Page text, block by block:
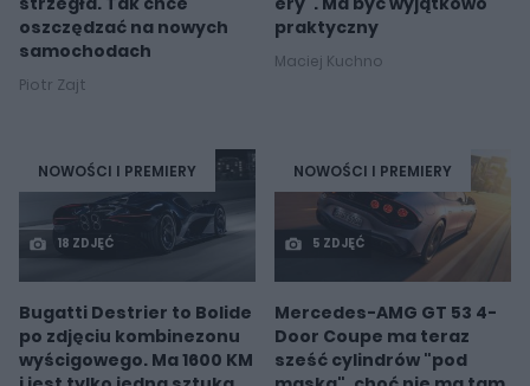
oszczędzać na nowych
samochodach
Piotr Zajt
praktyczny
Maciej Kuchno
NOWOŚCI I PREMIERY
18 ZDJĘĆ
Bugatti Destrier to Bolide
po zdjęciu kombinezonu
wyścigowego. Ma 1600 KM
NOWOŚCI I PREMIERY
5 ZDJĘĆ
Mercedes-AMG GT 53 4-
Door Coupe ma teraz
sześć cylindrów "pod